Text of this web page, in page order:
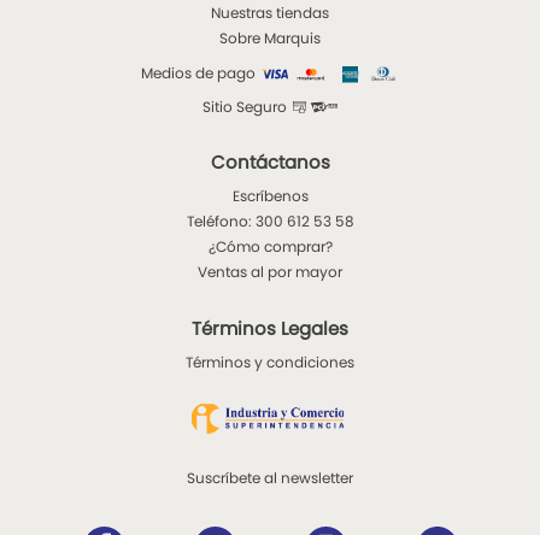
Nuestras tiendas
Sobre Marquis
Medios de pago
Sitio Seguro
Contáctanos
Escríbenos
Teléfono: 300 612 53 58
¿Cómo comprar?
Ventas al por mayor
Términos Legales
Términos y condiciones
Suscríbete al newsletter